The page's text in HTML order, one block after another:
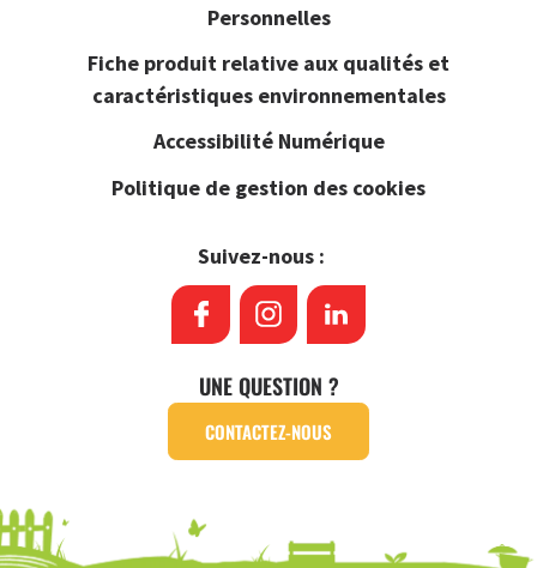
Personnelles
Fiche produit relative aux qualités et
caractéristiques environnementales
Accessibilité Numérique
Politique de gestion des cookies
Suivez-nous :
UNE QUESTION ?
CONTACTEZ-NOUS